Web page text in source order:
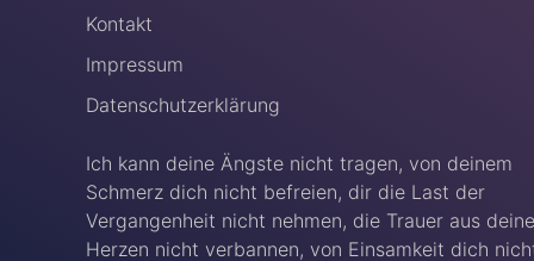
Kontakt
Impressum
Datenschutzerklärung
Ich kann deine Ängste nicht tragen, von deinem
Schmerz dich nicht befreien, dir die Last der
Vergangenheit nicht nehmen, die Trauer aus
Herzen nicht verbannen, von Einsamkeit dich